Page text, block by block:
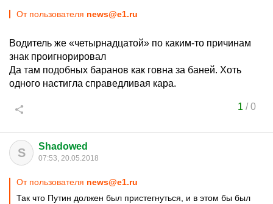
От пользователя news@e1.ru
Водитель же «четырнадцатой» по каким-то причинам
знак проигнорировал
Да там подобных баранов как говна за баней. Хоть
одного настигла справедливая кара.
1 /0
S Shadowed
07:53, 20.05.2018
От пользователя news@e1.ru
Так что Путин должен был пристегнуться, и в этом бы был